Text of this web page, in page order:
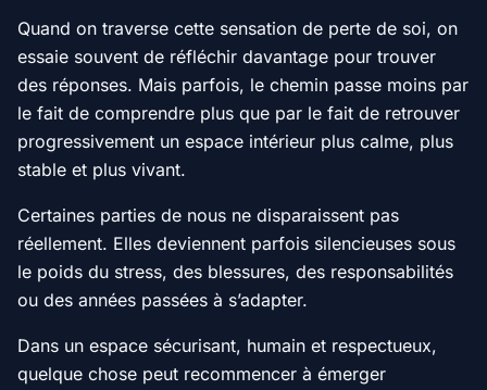
Quand on traverse cette sensation de perte de soi, on
essaie souvent de réfléchir davantage pour trouver
des réponses. Mais parfois, le chemin passe moins par
le fait de comprendre plus que par le fait de retrouver
progressivement un espace intérieur plus calme, plus
stable et plus vivant.
Certaines parties de nous ne disparaissent pas
réellement. Elles deviennent parfois silencieuses sous
le poids du stress, des blessures, des responsabilités
ou des années passées à s’adapter.
Dans un espace sécurisant, humain et respectueux,
quelque chose peut recommencer à émerger